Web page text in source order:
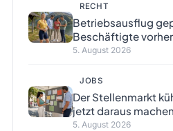
RECHT
Betriebsausflug
Beschäftigte
5. August 2026
JOBS
Der Stellenmarkt
jetzt daraus machen
5. August 2026